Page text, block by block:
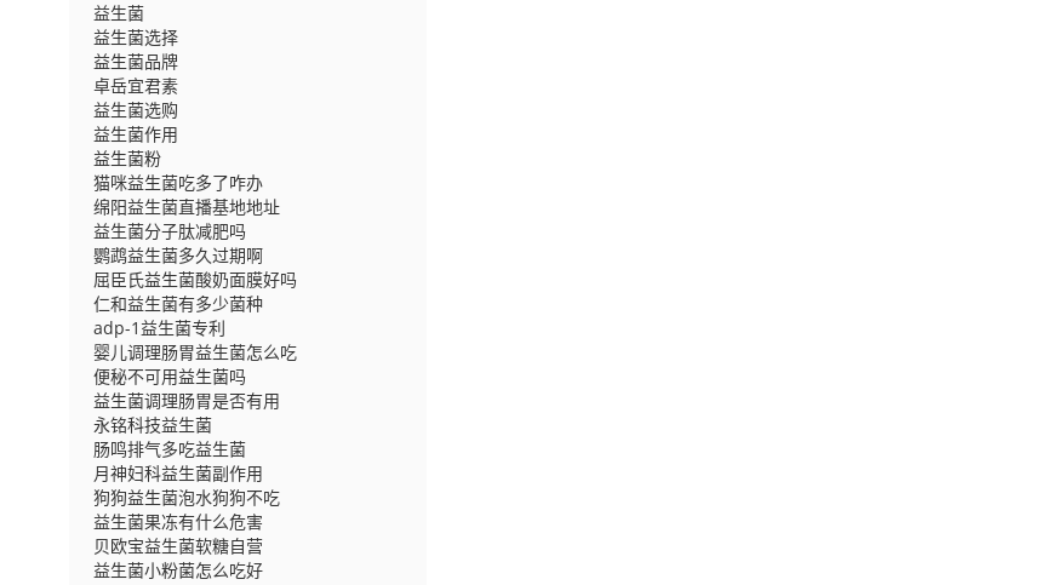
益生菌
益生菌选择
益生菌品牌
卓岳宜君素
益生菌选购
益生菌作用
益生菌粉
猫咪益生菌吃多了咋办
绵阳益生菌直播基地地址
益生菌分子肽减肥吗
鹦鹉益生菌多久过期啊
屈臣氏益生菌酸奶面膜好吗
仁和益生菌有多少菌种
adp-1益生菌专利
婴儿调理肠胃益生菌怎么吃
便秘不可用益生菌吗
益生菌调理肠胃是否有用
永铭科技益生菌
肠鸣排气多吃益生菌
月神妇科益生菌副作用
狗狗益生菌泡水狗狗不吃
益生菌果冻有什么危害
贝欧宝益生菌软糖自营
益生菌小粉菌怎么吃好